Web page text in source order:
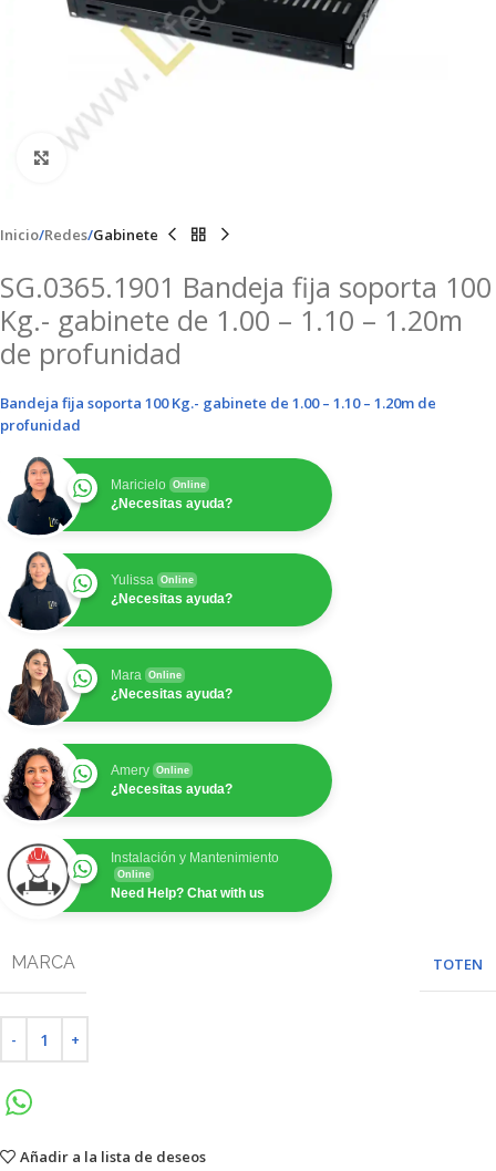
Inicio Redes Gabinete
SG.0365.1901 Bandeja fija soporta 100
Kg.- gabinete de 1.00 – 1.10 – 1.20m
de profunidad
Bandeja fija soporta 100 Kg.- gabinete de 1.00 – 1.10 – 1.20m de
profunidad
Maricielo Online
¿Necesitas ayuda?
Yulissa Online
¿Necesitas ayuda?
Mara Online
¿Necesitas ayuda?
Amery Online
¿Necesitas ayuda?
Instalación y Mantenimiento
Online
Need Help? Chat with us
MARCA TOTEN
Añadir a la lista de deseos